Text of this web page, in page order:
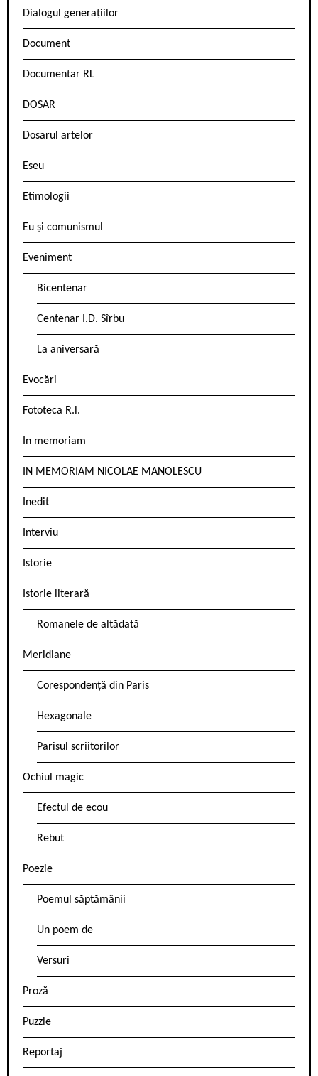
Dialogul generațiilor
Document
Documentar RL
DOSAR
Dosarul artelor
Eseu
Etimologii
Eu și comunismul
Eveniment
Bicentenar
Centenar I.D. Sîrbu
La aniversară
Evocări
Fototeca R.l.
In memoriam
IN MEMORIAM NICOLAE MANOLESCU
Inedit
Interviu
Istorie
Istorie literară
Romanele de altădată
Meridiane
Corespondență din Paris
Hexagonale
Parisul scriitorilor
Ochiul magic
Efectul de ecou
Rebut
Poezie
Poemul săptămânii
Un poem de
Versuri
Proză
Puzzle
Reportaj